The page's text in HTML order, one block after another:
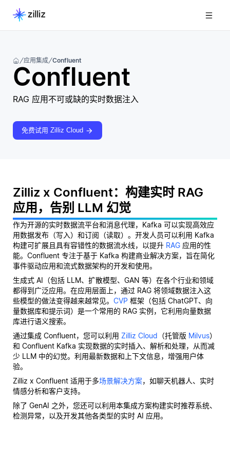
应用集成 Confluent
Confluent
RAG 应用不可或缺的实时数据注入
免费试用 Zilliz Cloud
Zilliz x Confluent：构建实时 RAG
应用，告别 LLM 幻觉
作为开源的实时数据流平台和消息代理，Kafka 可以实现高效应
用数据发布（写入）和订阅（读取）。开发人员可以利用 Kafka
构建可扩展且具有容错性的数据流水线，以提升 RAG 应用的性
能。Confluent 专注于基于 Kafka 构建商业解决方案，旨在简化
事件驱动应用和流式数据架构的开发和使用。
生成式 AI（包括 LLM、扩散模型、GAN 等）在各个行业和领域
都得到广泛应用。在应用层面上，通过 RAG 将领域数据注入这
些模型的做法变得越来越常见。 CVP 框架（包括 ChatGPT、向
量数据库和提示词）是一个常用的 RAG 实例，它利用向量数据
库进行语义搜索。
通过集成 Confluent，您可以利用 Zilliz Cloud （托管版 Milvus）
和 Confluent Kafka 实现数据的实时插入、解析和处理，从而减
少 LLM 中的幻觉。利用最新数据和上下文信息，增强用户体
验。
Zilliz x Confluent 适用于多场景解决方案，如聊天机器人、实时
情感分析和客户支持。
除了 GenAI 之外，您还可以利用本集成方案构建实时推荐系统、
检测异常，以及开发其他各类型的实时 AI 应用。